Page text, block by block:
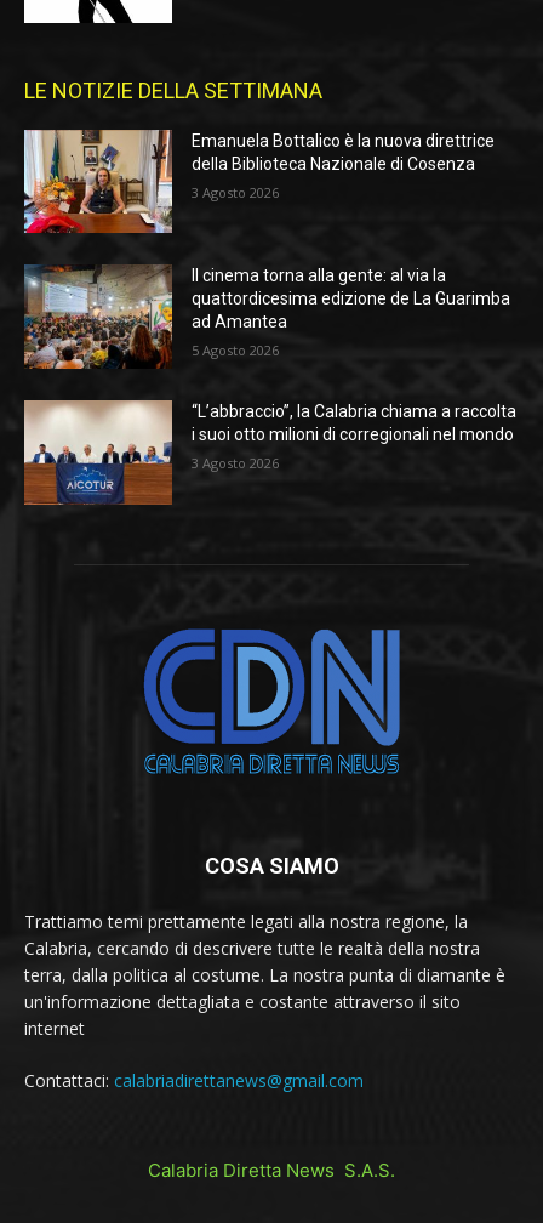
LE NOTIZIE DELLA SETTIMANA
Emanuela Bottalico è la nuova direttrice
della Biblioteca Nazionale di Cosenza
3 Agosto 2026
Il cinema torna alla gente: al via la
quattordicesima edizione de La Guarimba
ad Amantea
5 Agosto 2026
“L’abbraccio”, la Calabria chiama a raccolta
i suoi otto milioni di corregionali nel mondo
3 Agosto 2026
COSA SIAMO
Trattiamo temi prettamente legati alla nostra regione, la
Calabria, cercando di descrivere tutte le realtà della nostra
terra, dalla politica al costume. La nostra punta di diamante è
un'informazione dettagliata e costante attraverso il sito
internet
Contattaci: calabriadirettanews@gmail.com
Calabria Diretta News S.A.S.